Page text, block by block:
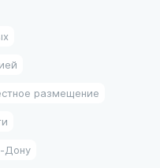
размещение
Дону